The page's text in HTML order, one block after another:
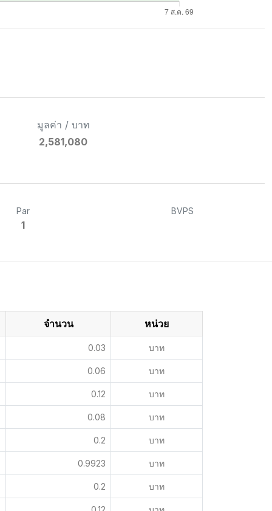
มูลค่า / บาท
2,581,080
Par
1
BVPS
จำนวน หน่วย
0.03 บาท
0.06 บาท
0.12 บาท
0.08 บาท
0.2 บาท
0.9923 บาท
0.2 บาท